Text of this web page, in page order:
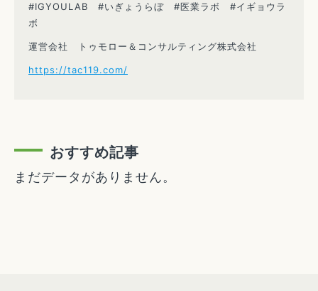
#IGYOULAB #いぎょうらぼ #医業ラボ #イギョウラ
ボ
運営会社 トゥモロー＆コンサルティング株式会社
https://tac119.com/
おすすめ記事
まだデータがありません。